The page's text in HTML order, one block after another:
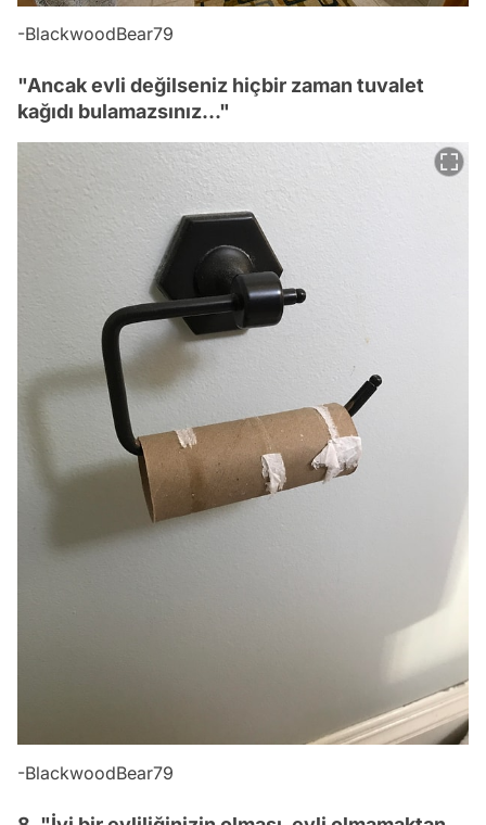
-BlackwoodBear79
"Ancak evli değilseniz hiçbir zaman tuvalet
kağıdı bulamazsınız..."
-BlackwoodBear79